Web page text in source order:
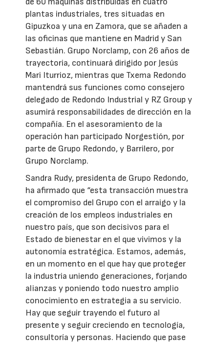
plantas industriales, tres situadas en
Gipuzkoa y una en Zamora, que se añaden a
las oficinas que mantiene en Madrid y San
Sebastián. Grupo Norclamp, con 26 años de
trayectoria, continuará dirigido por Jesús
Mari Iturrioz, mientras que Txema Redondo
mantendrá sus funciones como consejero
delegado de Redondo Industrial y RZ Group y
asumirá responsabilidades de dirección en la
compañía. En el asesoramiento de la
operación han participado Norgestión, por
parte de Grupo Redondo, y Barrilero, por
Grupo Norclamp.
Sandra Rudy, presidenta de Grupo Redondo,
ha afirmado que “esta transacción muestra
el compromiso del Grupo con el arraigo y la
creación de los empleos industriales en
nuestro país, que son decisivos para el
Estado de bienestar en el que vivimos y la
autonomía estratégica. Estamos, además,
en un momento en el que hay que proteger
la industria uniendo generaciones, forjando
alianzas y poniendo todo nuestro amplio
conocimiento en estrategia a su servicio.
Hay que seguir trayendo el futuro al
presente y seguir creciendo en tecnología,
consultoría y personas. Haciendo que pase